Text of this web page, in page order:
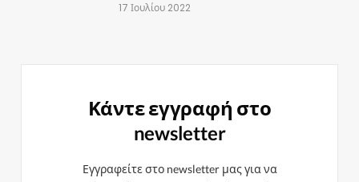
17 Ιουλίου 2022
Κάντε εγγραφή στο
newsletter
Εγγραφείτε στο newsletter μας για να